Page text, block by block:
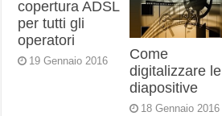
copertura ADSL
per tutti gli
operatori
19 Gennaio 2016
Come
digitalizzare le
diapositive
18 Gennaio 2016